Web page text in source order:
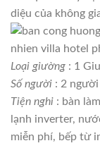
diệu của không
Loại giường : 1
Số người : 2
Tiện nghi : bàn
lạnh inverter,
miễn phí, bếp từ